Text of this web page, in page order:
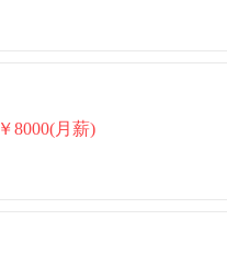
￥8000(月薪)